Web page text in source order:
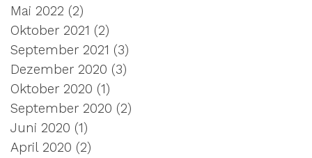
Mai 2022 (2)
Oktober 2021 (2)
September 2021 (3)
Dezember 2020 (3)
Oktober 2020 (1)
September 2020 (2)
Juni 2020 (1)
April 2020 (2)